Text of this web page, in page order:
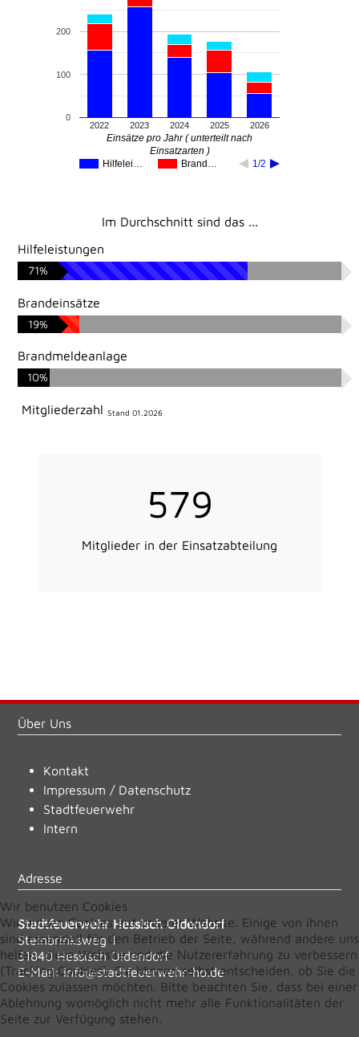
Hilfelei… Brand… 1/2
2022 2023 2024 2025 2026
0
100
200
Einsätze pro Jahr ( unterteilt nach
Einsatzarten )
Im Durchschnitt sind das ...
Hilfeleistungen
71%
Brandeinsätze
19%
Brandmeldeanlage
10%
Mitgliederzahl Stand 01.2026
579
Mitglieder in der Einsatzabteilung
Über Uns
Kontakt
Impressum / Datenschutz
Stadtfeuerwehr
Intern
Adresse
Stadtfeuerwehr Hessisch Oldendorf
Steinbrinksweg 1
31840 Hessisch Oldendorf
E-Mail:info@stadtfeuerwehr-ho.de
Wir benutzen Cookies
Wir nutzen Cookies auf unserer Website. Einige von ihnen
sind essenziell für den Betrieb der Seite, während andere uns
helfen, diese Website und die Nutzererfahrung zu verbessern
(Tracking Cookies). Sie können selbst entscheiden, ob Sie die
Cookies zulassen möchten. Bitte beachten Sie, dass bei einer
Ablehnung womöglich nicht mehr alle Funktionalitäten der
Seite zur Verfügung stehen.